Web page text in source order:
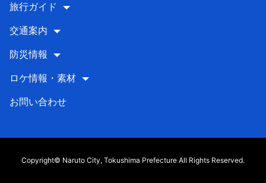
旅行ガイド
交通案内
防災情報
ロケ情報・素材
お問い合わせ
Copyright© Naruto City, Tokushima Prefecture All Rights Reserved.